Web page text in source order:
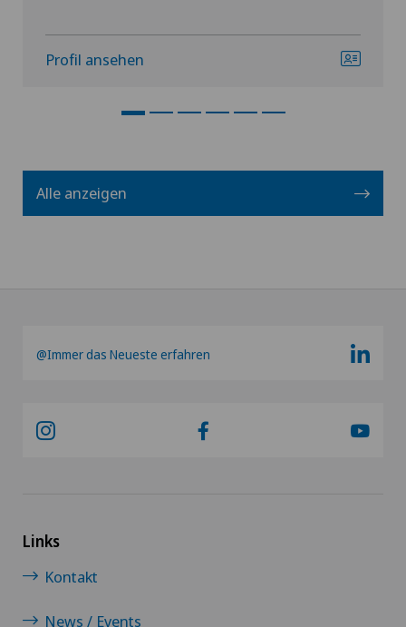
Profil ansehen
Alle anzeigen
@Immer das Neueste erfahren
Links
Kontakt
News / Events